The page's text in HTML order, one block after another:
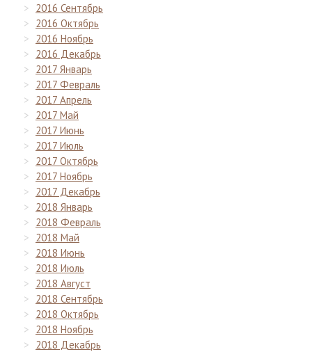
2016 Сентябрь
2016 Октябрь
2016 Ноябрь
2016 Декабрь
2017 Январь
2017 Февраль
2017 Апрель
2017 Май
2017 Июнь
2017 Июль
2017 Октябрь
2017 Ноябрь
2017 Декабрь
2018 Январь
2018 Февраль
2018 Май
2018 Июнь
2018 Июль
2018 Август
2018 Сентябрь
2018 Октябрь
2018 Ноябрь
2018 Декабрь